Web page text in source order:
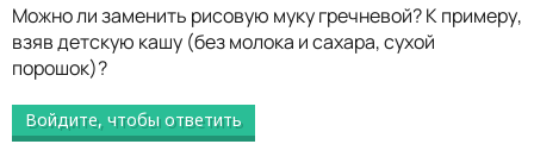
Можно ли заменить рисовую муку гречневой? К примеру,
взяв детскую кашу (без молока и сахара, сухой
порошок)?
Войдите, чтобы ответить